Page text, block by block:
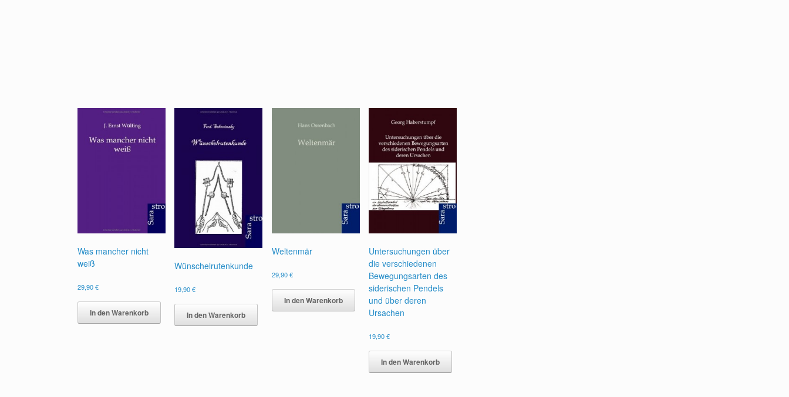
Was mancher nicht
weiß
29,90€
In den Warenkorb
Wünschelrutenkunde
19,90€
In den Warenkorb
Weltenmär
29,90€
In den Warenkorb
Untersuchungen über
die verschiedenen
Bewegungsarten des
siderischen Pendels
und über deren
Ursachen
19,90€
In den Warenkorb